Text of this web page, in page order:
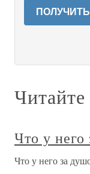
Что у него
Что у него за